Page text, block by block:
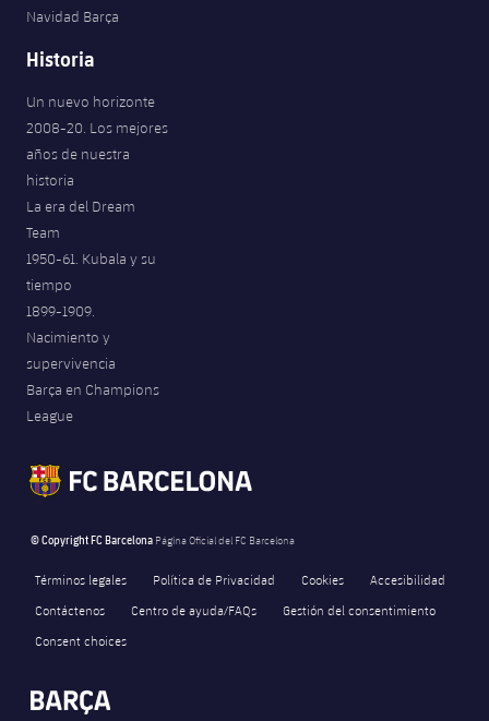
Navidad Barça
Historia
Un nuevo horizonte
2008-20. Los mejores
años de nuestra
historia
La era del Dream
Team
1950-61. Kubala y su
tiempo
1899-1909.
Nacimiento y
supervivencia
Barça en Champions
League
© Copyright FC Barcelona Página Oficial del FC Barcelona
Términos legales Política de Privacidad Cookies
Accesibilidad
Contáctenos
Centro de ayuda/FAQs
Gestión del consentimiento
Consent choices